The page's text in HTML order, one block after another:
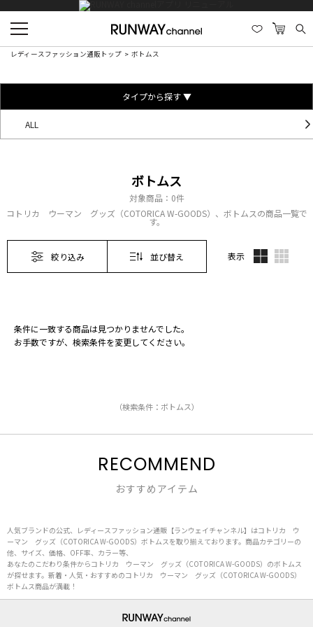
レディースファッション通販トップ ボトムス
タイプから探す ▼
ALL
ボトムス
対象商品： 0件
コトリカ ウーマン グッズ（COTORICA W-GOODS）、ボトムスの商品一覧で
す。
絞り込み 並び替え 表示
条件に一致する商品は見つかりませんでした。
お手数ですが、検索条件を変更してください。
（検索条件：ボトムス）
RECOMMEND
おすすめアイテム
人気ブランドの公式、レディースファッション通販【ランウェイチャンネル】はコトリカ ウ
ーマン グッズ（COTORICA W-GOODS）ボトムスを取り揃えております。商品カテゴリーの
他、サイズ、価格、OFF率、カラー等、
あなたのこだわり条件からコトリカ ウーマン グッズ（COTORICA W-GOODS）のボトムス
が探せます。新着・人気・おすすめのコトリカ ウーマン グッズ（COTORICA W-GOODS）
ボトムス商品が満載！